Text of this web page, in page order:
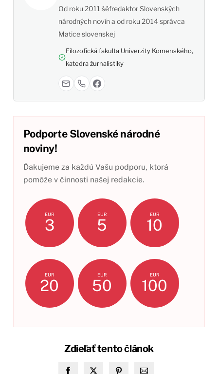
Od roku 2011 šéfredaktor Slovenských
národných novín a od roku 2014 správca
Matice slovenskej
Filozofická fakulta Univerzity Komenského,
katedra žurnalistiky
Podporte Slovenské národné
noviny!
Ďakujeme za každú Vašu podporu, ktorá
pomôže v činnosti našej redakcie.
EUR
3
EUR
5
EUR
10
EUR
20
EUR
50
EUR
100
Zdieľať tento článok